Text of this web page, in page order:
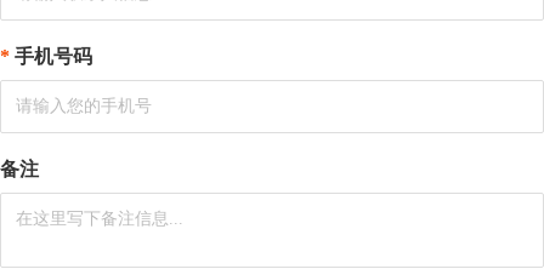
手机号码
备注